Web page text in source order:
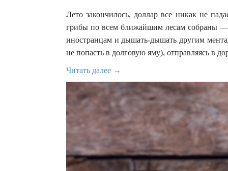
Лето закончилось, доллар все никак не
грибы по всем ближайшим лесам собраны
иностранцам и дышать-дышать другим
не попасть в долговую яму), отправляясь в
Читать далее →